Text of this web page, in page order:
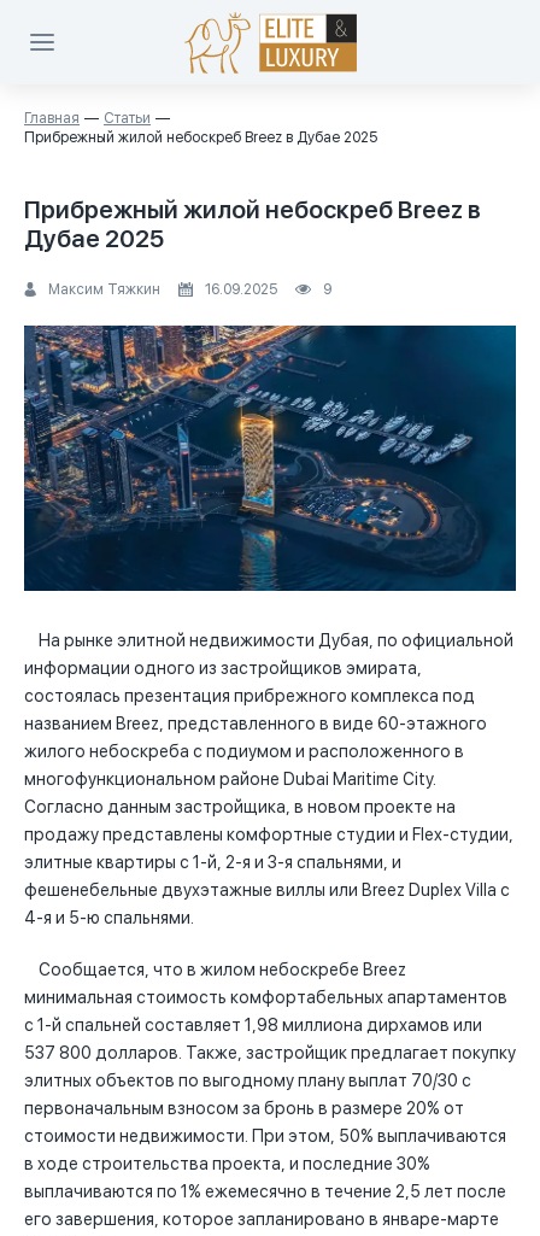
Главная
Статьи
Прибрежный жилой небоскреб Breez в Дубае 2025
Прибрежный жилой небоскреб Breez в
Дубае 2025
Максим Тяжкин 16.09.2025 9
На рынке элитной недвижимости Дубая, по официальной
информации одного из застройщиков эмирата,
состоялась презентация прибрежного комплекса под
названием Breez, представленного в виде 60-этажного
жилого небоскреба с подиумом и расположенного в
многофункциональном районе Dubai Maritime City.
Согласно данным застройщика, в новом проекте на
продажу представлены комфортные студии и Flex-студии,
элитные квартиры с 1-й, 2-я и 3-я спальнями, и
фешенебельные двухэтажные виллы или Breez Duplex Villa с
4-я и 5-ю спальнями.
Сообщается, что в жилом небоскребе Breez
минимальная стоимость комфортабельных апартаментов
с 1-й спальней составляет 1,98 миллиона дирхамов или
537 800 долларов. Также, застройщик предлагает покупку
элитных объектов по выгодному плану выплат 70/30 с
первоначальным взносом за бронь в размере 20% от
стоимости недвижимости. При этом, 50% выплачиваются
в ходе строительства проекта, и последние 30%
выплачиваются по 1% ежемесячно в течение 2,5 лет после
его завершения, которое запланировано в январе-марте